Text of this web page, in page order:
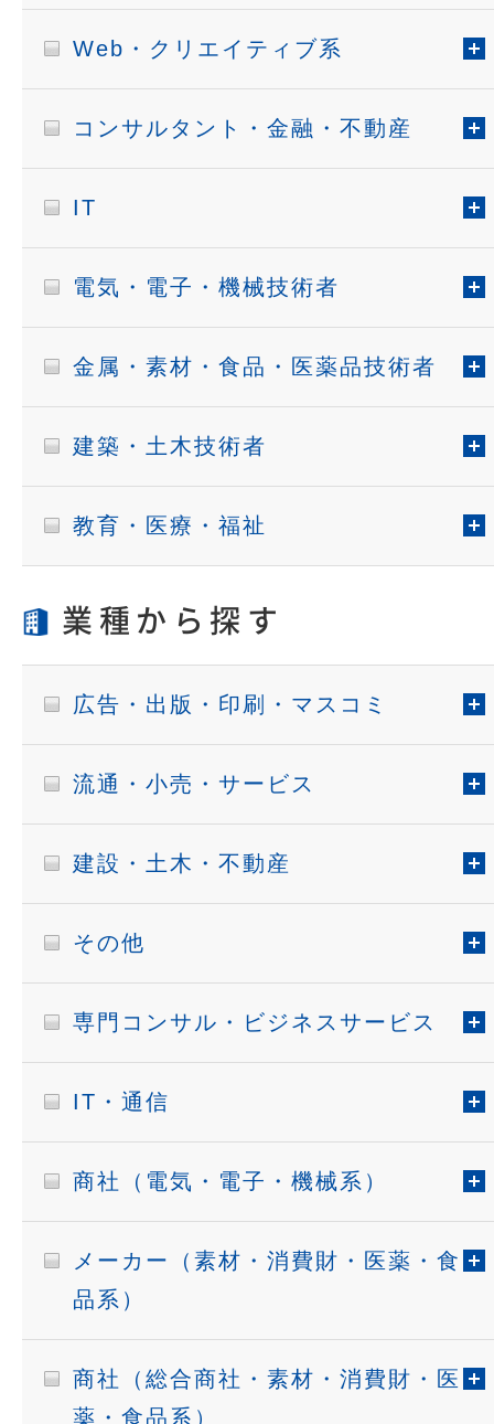
Web・クリエイティブ系
コンサルタント・金融・不動産
IT
電気・電子・機械技術者
金属・素材・食品・医薬品技術者
建築・土木技術者
教育・医療・福祉
業種から探す
広告・出版・印刷・マスコミ
流通・小売・サービス
建設・土木・不動産
その他
専門コンサル・ビジネスサービス
IT・通信
商社（電気・電子・機械系）
メーカー（素材・消費財・医薬・食
品系）
商社（総合商社・素材・消費財・医
薬・食品系）